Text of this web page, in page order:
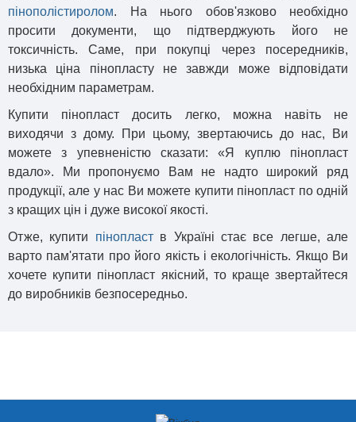
пінополістиролом. На нього обов'язково необхідно
просити документи, що підтверджують його не
токсичність. Саме, при покупці через посередників,
низька ціна пінопласту не завжди може відповідати
необхідним параметрам.
Купити пінопласт досить легко, можна навіть не
виходячи з дому. При цьому, звертаючись до нас, Ви
можете з упевненістю сказати: «Я куплю пінопласт
вдало». Ми пропонуємо Вам не надто широкий ряд
продукції, але у нас Ви можете купити пінопласт по одній
з кращих цін і дуже високої якості.
Отже, купити пінопластв Україні стає все легше, але
варто пам'ятати про його якість і екологічність. Якщо Ви
хочете купити пінопласт якісний, то краще звертайтеся
до виробників безпосередньо.